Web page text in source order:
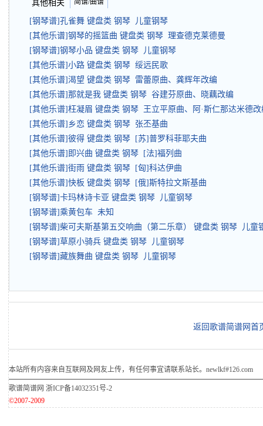
其他相关
[钢琴谱]孔雀舞 键盘类 钢琴 儿童钢琴
[其他乐谱]钢琴的摇篮曲 键盘类 钢琴 理查德克莱德曼
[钢琴谱]钢琴小品 键盘类 钢琴 儿童钢琴
[其他乐谱]小路 键盘类 钢琴 绥远民歌
[其他乐谱]渴望 键盘类 钢琴 雷蕾原曲、龚辉年改编
[其他乐谱]那就是我 键盘类 钢琴 谷建芬原曲、晓藕改编
[其他乐谱]枉凝眉 键盘类 钢琴 王立平原曲、阿·斯仁那达米德改
[其他乐谱]乡恋 键盘类 钢琴 张丕基曲
[其他乐谱]彼得 键盘类 钢琴 [苏]普罗科菲耶夫曲
[其他乐谱]即兴曲 键盘类 钢琴 [法]福列曲
[其他乐谱]街雨 键盘类 钢琴 [匈]科达伊曲
[其他乐谱]快板 键盘类 钢琴 [俄]斯特拉文斯基曲
[钢琴谱]卡玛林诗卡亚 键盘类 钢琴 儿童钢琴
[钢琴谱]乘黄包车 未知
[钢琴谱]柴可夫斯基第五交响曲（第二乐章） 键盘类 钢琴 儿童
[钢琴谱]草原小骑兵 键盘类 钢琴 儿童钢琴
[钢琴谱]藏族舞曲 键盘类 钢琴 儿童钢琴
返回歌谱简谱网首
本站所有内容来自互联网及网友上传，有任何事宜请联系站长。newlkf#126.com
歌谱简谱网 浙ICP备14032351号-2
©2007-2009